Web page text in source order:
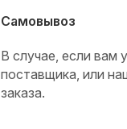
Самовывоз
В случае, если вам
поставщика, или
заказа.